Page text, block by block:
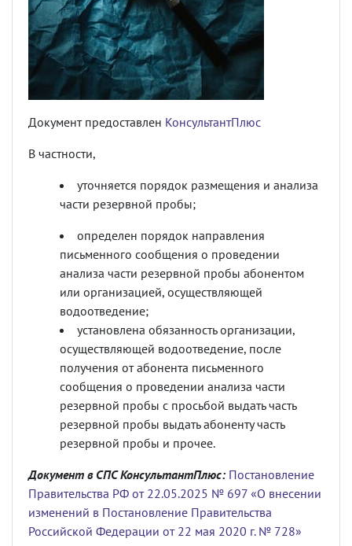
Документ предоставлен КонсультантПлюс
В частности,
уточняется порядок размещения и анализа
части резервной пробы;
определен порядок направления
письменного сообщения о проведении
анализа части резервной пробы абонентом
или организацией, осуществляющей
водоотведение;
установлена обязанность организации,
осуществляющей водоотведение, после
получения от абонента письменного
сообщения о проведении анализа части
резервной пробы с просьбой выдать часть
резервной пробы выдать абоненту часть
резервной пробы и прочее.
Документ в СПС КонсультантПлюс: Постановление
Правительства РФ от 22.05.2025 № 697 «О внесении
изменений в Постановление Правительства
Российской Федерации от 22 мая 2020 г. № 728»